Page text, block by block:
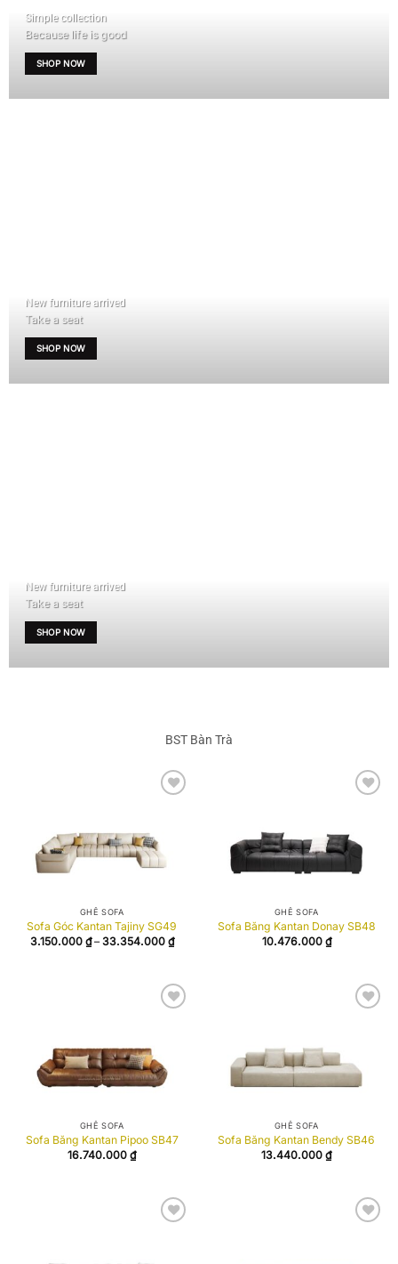
Simple collection
Because life is good
SHOP NOW
New furniture arrived
Take a seat
SHOP NOW
New furniture arrived
Take a seat
SHOP NOW
BST Bàn Trà
GHẾ SOFA
Sofa Góc Kantan Tajiny SG49
3.150.000 ₫ – 33.354.000 ₫Khoảng
giá:
đến
33.354.000 ₫
GHẾ SOFA
Sofa Băng Kantan Donay SB48
10.476.000 ₫
GHẾ SOFA
Sofa Băng Kantan Pipoo SB47
16.740.000 ₫
GHẾ SOFA
Sofa Băng Kantan Bendy SB46
13.440.000 ₫